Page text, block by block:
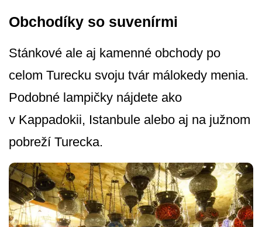
Obchodíky so suvenírmi
Stánkové ale aj kamenné obchody po
celom Turecku svoju tvár málokedy menia.
Podobné lampičky nájdete ako
v Kappadokii, Istanbule alebo aj na južnom
pobreží Turecka.